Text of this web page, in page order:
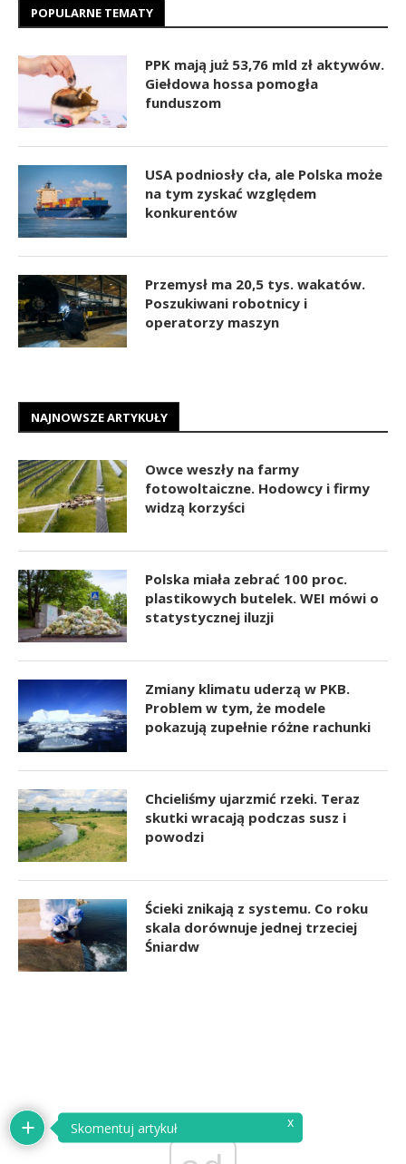
POPULARNE TEMATY
PPK mają już 53,76 mld zł aktywów.
Giełdowa hossa pomogła
funduszom
USA podniosły cła, ale Polska może
na tym zyskać względem
konkurentów
Przemysł ma 20,5 tys. wakatów.
Poszukiwani robotnicy i
operatorzy maszyn
NAJNOWSZE ARTYKUŁY
Owce weszły na farmy
fotowoltaiczne. Hodowcy i firmy
widzą korzyści
Polska miała zebrać 100 proc.
plastikowych butelek. WEI mówi o
statystycznej iluzji
Zmiany klimatu uderzą w PKB.
Problem w tym, że modele
pokazują zupełnie różne rachunki
Chcieliśmy ujarzmić rzeki. Teraz
skutki wracają podczas susz i
powodzi
Ścieki znikają z systemu. Co roku
skala dorównuje jednej trzeciej
Śniardw
Skomentuj artykuł x